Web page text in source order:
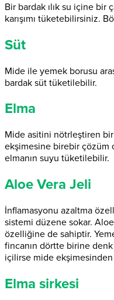
Bir bardak ılık su içine bir
karışımı tüketebilirsiniz.
Süt
Mide ile yemek borusu
bardak süt tüketilebilir.
Elma
Mide asitini nötrleştiren
ekşimesine birebir çözüm
elmanın suyu tüketilebilir.
Aloe Vera Jeli
İnflamasyonu azaltma
sistemi düzene sokar.
özelliğine de sahiptir.
fincanın dörtte birine
içilirse mide ekşimesinden
Elma sirkesi